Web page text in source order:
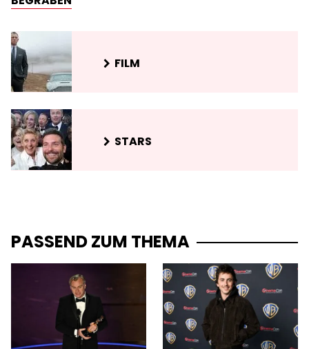
FILM
STARS
PASSEND ZUM THEMA